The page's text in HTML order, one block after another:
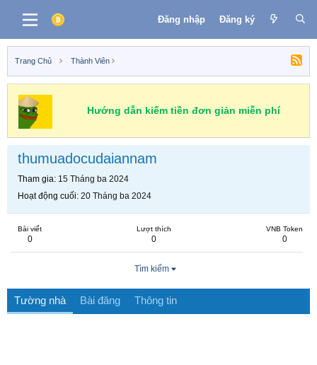
Đăng nhập Đăng ký
Trang Chủ Thành Viên
Hướng dẫn kiếm tiền đơn giản miễn phí
thumuadocudaiannam
Tham gia 15 Tháng ba 2024
Hoạt động cuối 20 Tháng ba 2024
Bài viết
0
Lượt thích
0
VNB Token
0
Tìm kiếm
Tường nhà Bài đăng Thông tin